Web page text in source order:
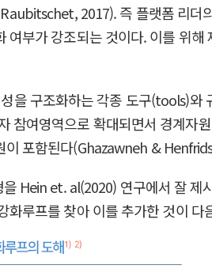
2017). 즉 플랫폼 리더
여부가 강조되는 것이다. 이를 위
을 구조화하는 각종 도구(tools)와
참여영역으로 확대되면서 경계자
이 포함된다(Ghazawneh &
Hein et. al(2020) 연구에서 잘 제
루프를 찾아 이를 추가한 것이 다